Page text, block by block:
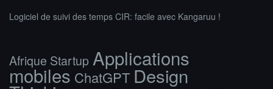
Logiciel de suivi des temps CIR: facile avec Kangaruu !
Afrique Startup Applications
mobiles ChatGPT Design